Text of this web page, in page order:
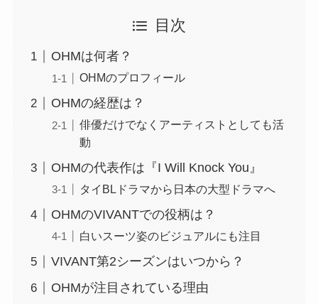
目次
OHMは何者？
OHMのプロフィール
OHMの経歴は？
俳優だけでなくアーティストとしても活
動
OHMの代表作は『I Will Knock You』
タイBLドラマから日本の大型ドラマへ
OHMのVIVANTでの役柄は？
白いスーツ姿のビジュアルにも注目
VIVANT第2シーズンはいつから？
OHMが注目されている理由